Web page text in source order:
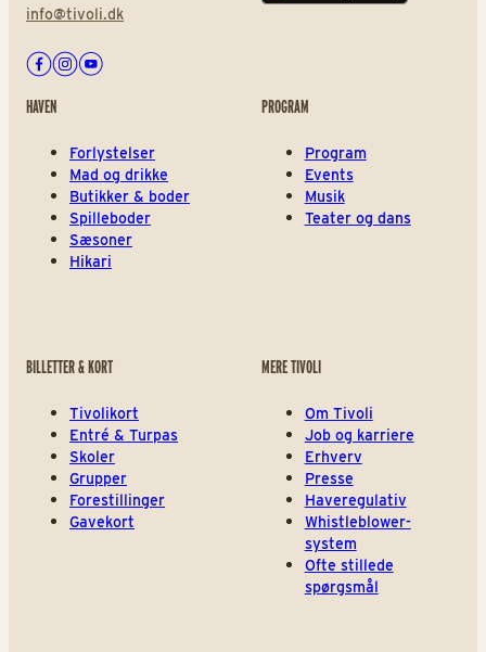
info@tivoli.dk
Facebook
Instagram
Youtube
HAVEN
Forlystelser
Mad og drikke
Butikker & boder
Spilleboder
Sæsoner
Hikari
PROGRAM
Program
Events
Musik
Teater og dans
BILLETTER & KORT
Tivolikort
Entré & Turpas
Skoler
Grupper
Forestillinger
Gavekort
MERE TIVOLI
Om Tivoli
Job og karriere
Erhverv
Presse
Haveregulativ
Whistleblower-
system
Ofte stillede
spørgsmål